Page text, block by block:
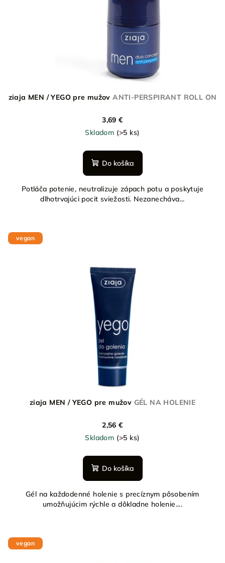
ziaja MEN / YEGO pre mužovANTI-PERSPIRANT ROLL ON
3,69 €
Skladom (>5 ks)
Do košíka
Potláča potenie, neutralizuje zápach potu a poskytuje
dlhotrvajúci pocit sviežosti. Nezanecháva...
vegan
ziaja MEN / YEGO pre mužov GÉL NA HOLENIE
2,56 €
Skladom (>5 ks)
Do košíka
Gél na každodenné holenie s precíznym pôsobením
umožňujúcim rýchle a dôkladne holenie....
vegan